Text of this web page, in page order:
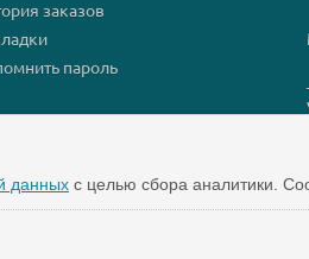
заказов
пароль
данных с целью сбора аналитики.